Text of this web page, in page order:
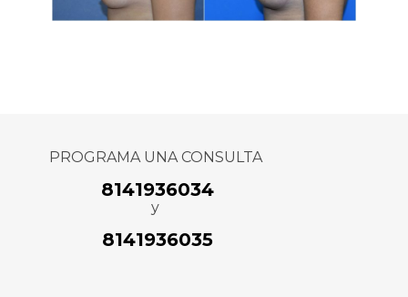
PROGRAMA UNA CONSULTA
8141936034
y
8141936035